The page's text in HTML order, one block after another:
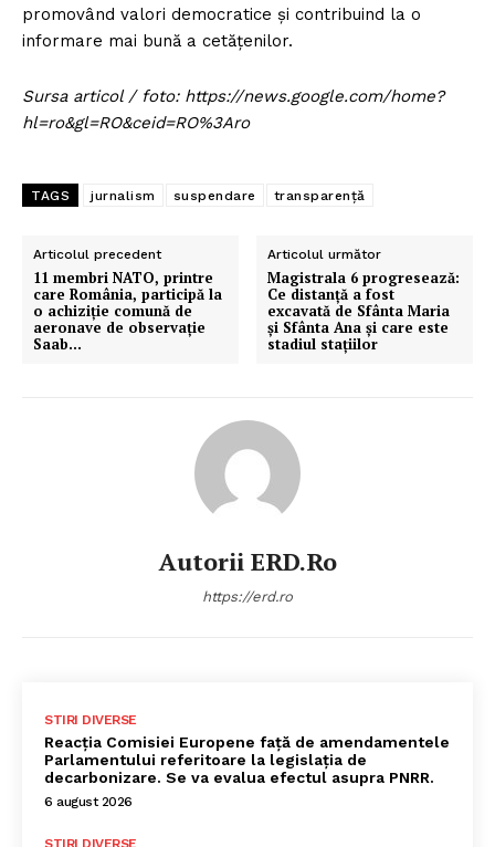
promovând valori democratice și contribuind la o
informare mai bună a cetățenilor.
Sursa articol / foto: https://news.google.com/home?
hl=ro&gl=RO&ceid=RO%3Aro
TAGS jurnalism suspendare transparență
Articolul precedent
11 membri NATO, printre
care România, participă la
o achiziție comună de
aeronave de observație
Saab…
Articolul următor
Magistrala 6 progresează:
Ce distanță a fost
excavată de Sfânta Maria
și Sfânta Ana și care este
stadiul stațiilor
Autorii ERD.ro
https://erd.ro
STIRI DIVERSE
Reacția Comisiei Europene față de amendamentele
Parlamentului referitoare la legislația de
decarbonizare. Se va evalua efectul asupra PNRR.
6 august 2026
STIRI DIVERSE